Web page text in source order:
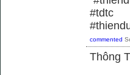
#tdtc
commented
Thông